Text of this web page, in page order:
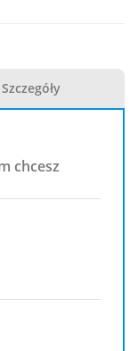
Szczegóły
chcesz